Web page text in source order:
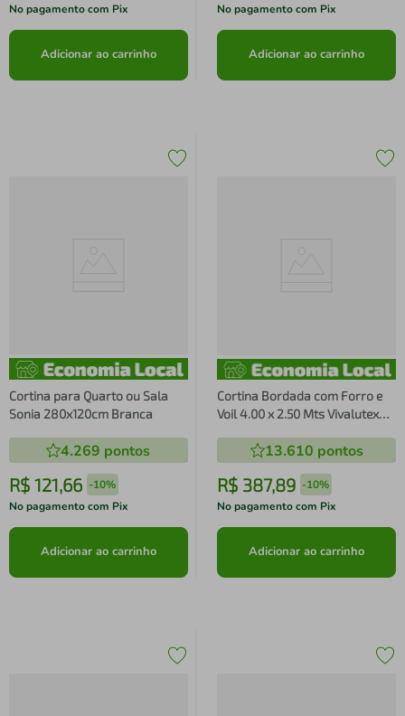
No pagamento com Pix
Adicionar ao carrinho
No pagamento com Pix
Adicionar ao carrinho
Cortina para Quarto ou Sala
Sonia 280x120cm Branca
4.269 pontos
R$ 121,66 -10%
No pagamento com Pix
Adicionar ao carrinho
Cortina Bordada com Forro e
Voil 4.00 x 2.50 Mts Vivalutex
13.610 pontos
R$ 387,89 -10%
No pagamento com Pix
Adicionar ao carrinho